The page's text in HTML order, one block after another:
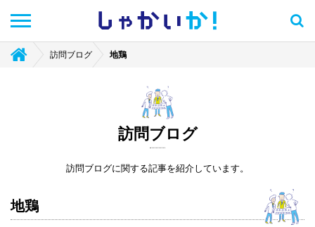
しゃかい か！
訪問ブログ 地鶏
訪問ブログ
訪問ブログに関する記事を紹介しています。
地鶏